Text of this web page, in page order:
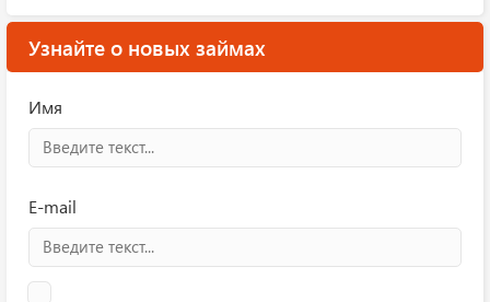
Узнайте о новых займах
Имя
E-mail